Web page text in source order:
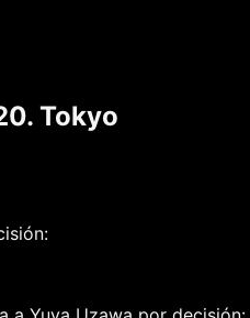
Tokyo